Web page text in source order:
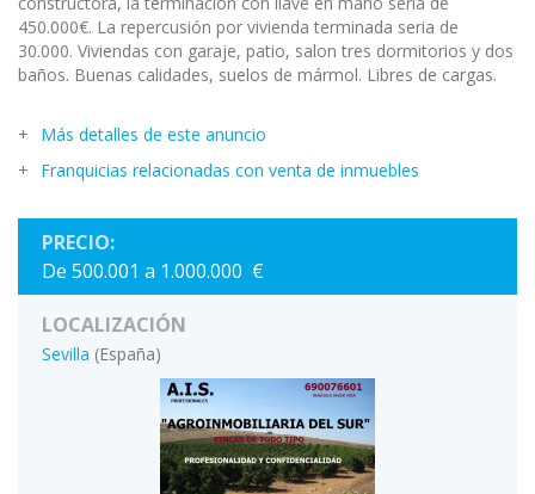
450.000€. La repercusión por vivienda terminada seria de
30.000. Viviendas con garaje, patio, salon tres dormitorios y dos
baños. Buenas calidades, suelos de mármol. Libres de cargas.
Más detalles de este anuncio
Franquicias relacionadas con venta de inmuebles
PRECIO:
De 500.001 a 1.000.000 €
LOCALIZACIÓN
Sevilla (España)